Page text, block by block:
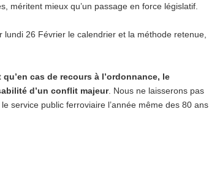
méritent mieux qu’un passage en force législatif.
26 Février le calendrier et la méthode retenue,
cas de recours à l’ordonnance, le
d’un conflit majeur. Nous ne laisserons pas
service public ferroviaire l’année même des 80 ans